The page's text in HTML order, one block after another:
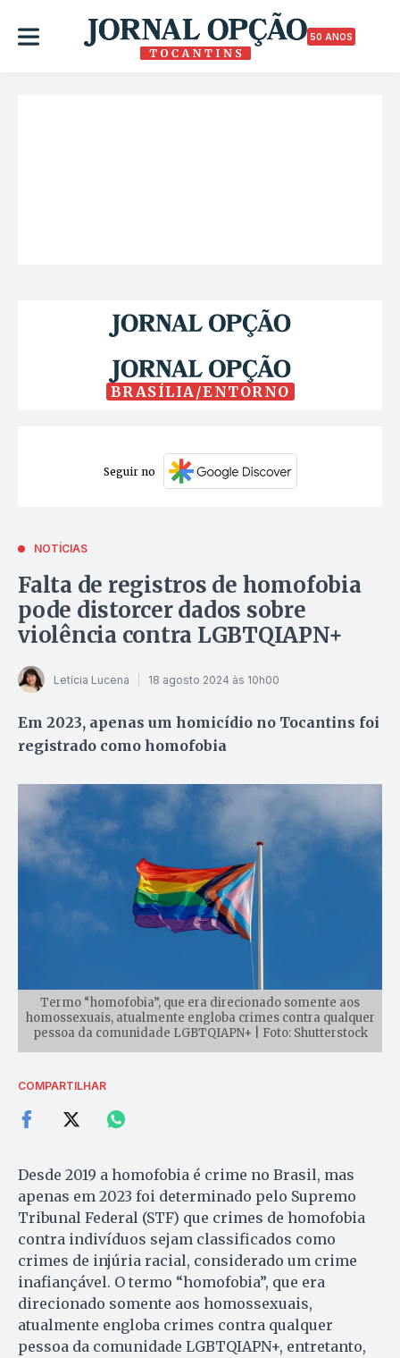
50 ANOS
BRASÍLIA/ENTORNO
Seguir no
NOTÍCIAS
Falta de registros de homofobia
pode distorcer dados sobre
violência contra LGBTQIAPN+
Letícia Lucena 18 agosto 2024 às 10h00
Em 2023, apenas um homicídio no Tocantins foi
registrado como homofobia
Termo “homofobia”, que era direcionado somente aos
homossexuais, atualmente engloba crimes contra qualquer
pessoa da comunidade LGBTQIAPN+ | Foto: Shutterstock
COMPARTILHAR
Desde 2019 a homofobia é crime no Brasil, mas
apenas em 2023 foi determinado pelo Supremo
Tribunal Federal (STF) que crimes de homofobia
contra indivíduos sejam classificados como
crimes de injúria racial, considerado um crime
inafiançável. O termo “homofobia”, que era
direcionado somente aos homossexuais,
atualmente engloba crimes contra qualquer
pessoa da comunidade LGBTQIAPN+, entretanto,